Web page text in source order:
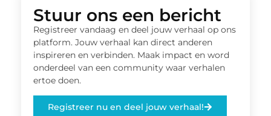
Stuur ons een bericht
Registreer vandaag en deel jouw verhaal op ons
platform. Jouw verhaal kan direct anderen
inspireren en verbinden. Maak impact en word
onderdeel van een community waar verhalen
ertoe doen.
Registreer nu en deel jouw verhaal!